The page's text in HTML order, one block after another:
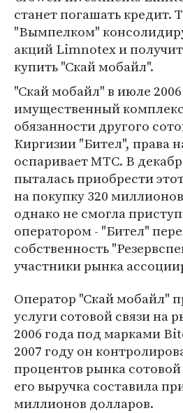
станет погашать кредит.
"Вымпелком"
акций Limnotex и
купить "Скай мобайл".
"Скай мобайл" в июле
имущественный
обязанности другого
Киргизии "Бител", права
оспаривает МТС. В
пыталась приобрести
на покупку 320
однако не смогла
оператором - "Бител"
собственность
участники рынка
Оператор "Скай мобайл"
услуги сотовой связи на
2006 года под марками
2007 году он
процентов рынка
его выручка составила
миллионов долларов.